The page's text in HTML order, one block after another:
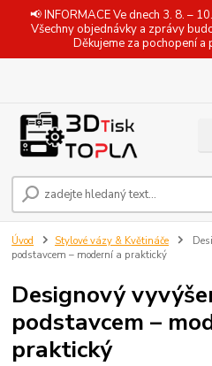
📢 INFORMACE Ve dnech 3. 8. –
Všechny objednávky a zprávy
Děkujeme za pochopení
Úvod Stylové vázy & Květináče
podstavcem – moderní a praktický
Designový
podstavcem –
praktický